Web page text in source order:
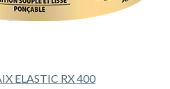
ELASTIC RX 400